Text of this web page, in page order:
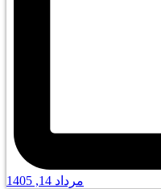
مرداد 14, 1405